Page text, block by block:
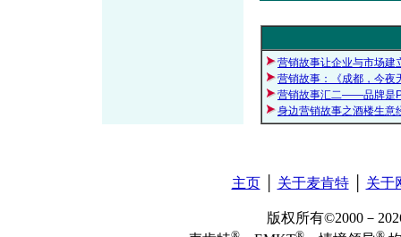
营销故事让企业与市场建
营销故事：《成都，今夜
营销故事汇二——品牌是
身边营销故事之酒楼生意
主页│ 关于麦肯特│ 关于
版权所有©2000－